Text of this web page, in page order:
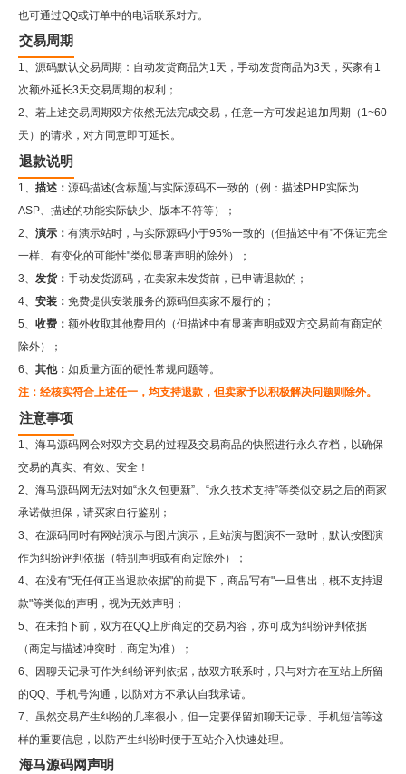
也可通过QQ或订单中的电话联系对方。
交易周期
1、源码默认交易周期：自动发货商品为1天，手动发货商品为3天，买家有1
次额外延长3天交易周期的权利；
2、若上述交易周期双方依然无法完成交易，任意一方可发起追加周期（1~60
天）的请求，对方同意即可延长。
退款说明
1、 描述： 源码描述(含标题)与实际源码不一致的（例：描述PHP实际为
ASP、描述的功能实际缺少、版本不符等）；
2、 演示： 有演示站时，与实际源码小于95%一致的（但描述中有"不保证完全
一样、有变化的可能性"类似显著声明的除外）；
3、 发货： 手动发货源码，在卖家未发货前，已申请退款的；
4、 安装： 免费提供安装服务的源码但卖家不履行的；
5、 收费： 额外收取其他费用的（但描述中有显著声明或双方交易前有商定的
除外）；
6、 其他： 如质量方面的硬性常规问题等。
注：经核实符合上述任一，均支持退款，但卖家予以积极解决问题则除外。
注意事项
1、海马源码网会对双方交易的过程及交易商品的快照进行永久存档，以确保
交易的真实、有效、安全！
2、 海马源码网无法对如“永久包更新”、“永久技术支持”等类似交易之后的商家
承诺做担保，请买家自行鉴别；
3、在源码同时有网站演示与图片演示，且站演与图演不一致时，默认按图演
作为纠纷评判依据（特别声明或有商定除外）；
4、在没有"无任何正当退款依据"的前提下，商品写有"一旦售出，概不支持退
款"等类似的声明，视为无效声明；
5、在未拍下前，双方在QQ上所商定的交易内容，亦可成为纠纷评判依据
（商定与描述冲突时，商定为准）；
6、因聊天记录可作为纠纷评判依据，故双方联系时，只与对方在互站上所留
的QQ、手机号沟通，以防对方不承认自我承诺。
7、虽然交易产生纠纷的几率很小，但一定要保留如聊天记录、手机短信等这
样的重要信息，以防产生纠纷时便于互站介入快速处理。
海马源码网声明